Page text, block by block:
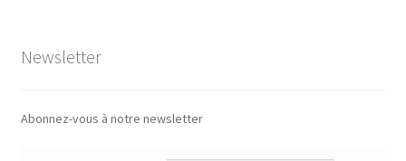
Newsletter
Abonnez-vous à notre newsletter